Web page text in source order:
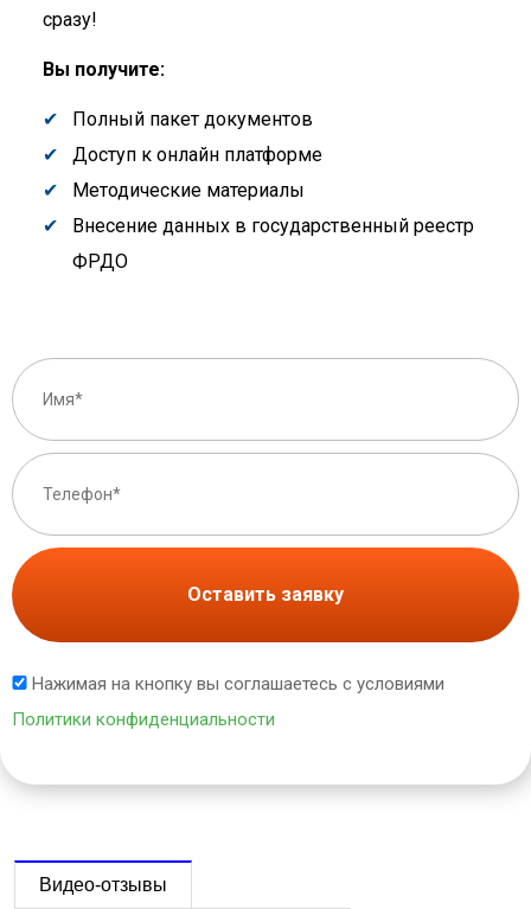
сразу!
Вы получите:
Полный пакет документов
Доступ к онлайн платформе
Методические материалы
Внесение данных в государственный реестр
ФРДО
Оставить заявку
Нажимая на кнопку вы соглашаетесь с условиями
Политики конфиденциальности
Видео-отзывы